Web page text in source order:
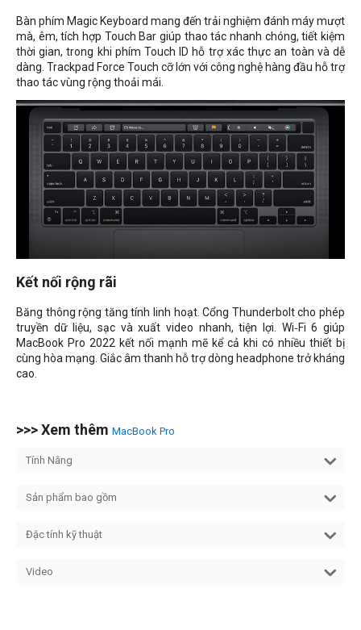
Bàn phím Magic Keyboard mang đến trải nghiệm đánh máy mượt
mà, êm, tích hợp Touch Bar giúp thao tác nhanh chóng, tiết kiệm
thời gian, trong khi phím Touch ID hỗ trợ xác thực an toàn và dễ
dàng. Trackpad Force Touch cỡ lớn với công nghệ hàng đầu hỗ trợ
thao tác vùng rộng thoải mái.
Kết nối rộng rãi
Băng thông rộng tăng tính linh hoạt. Cổng Thunderbolt cho phép
truyền dữ liệu, sạc và xuất video nhanh, tiện lợi. Wi‑Fi 6 giúp
MacBook Pro 2022 kết nối mạnh mẽ kể cả khi có nhiều thiết bị
cùng hòa mạng. Giắc âm thanh hỗ trợ dòng headphone trở kháng
cao.
>>> Xem thêm MacBook Pro
Tính Năng
Sản phẩm bao gồm
Đặc tính kỹ thuật
Video